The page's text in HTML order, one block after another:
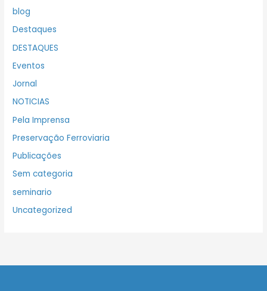
blog
Destaques
DESTAQUES
Eventos
Jornal
NOTICIAS
Pela Imprensa
Preservação Ferroviaria
Publicações
Sem categoria
seminario
Uncategorized